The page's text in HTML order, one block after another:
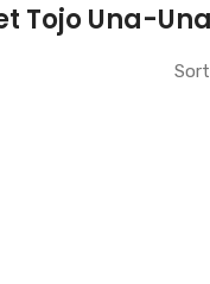
Tojo Una-